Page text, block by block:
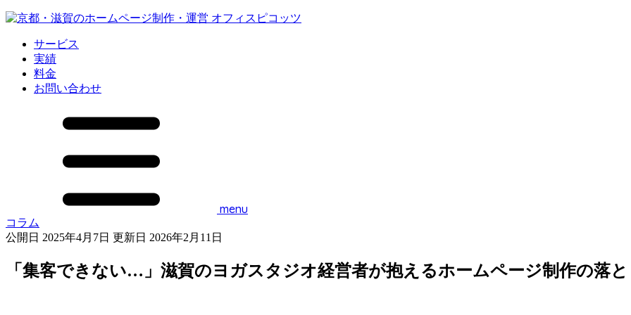
サービス
実績
料金
お問い合わせ
menu
コラム
公開日 2025年4月7日 更新日 2026年2月11日
「集客できない…」滋賀のヨガスタジオ経営者が抱えるホームページ制作の落